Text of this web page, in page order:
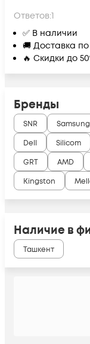
Ответов:1
✅ В наличии
🚚 Доставка
🔥 Скидки до
Бренды
SNR Samsung
Dell
Silicom
GRT
AMD
Kingston
Наличие в
Ташкент